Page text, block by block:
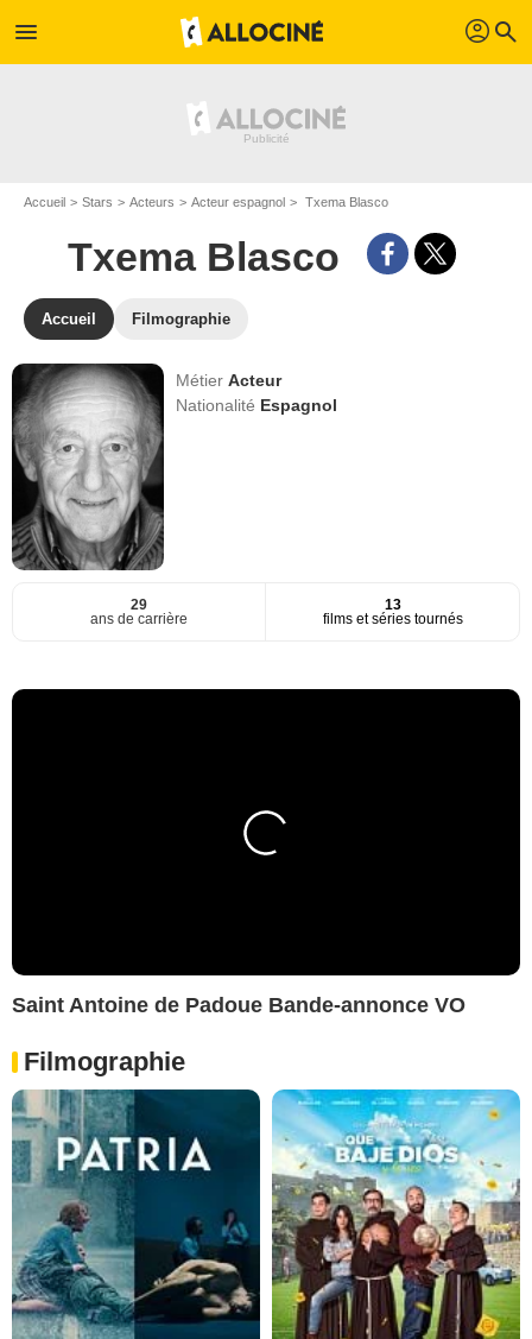
menu profil search
Accueil Stars Acteurs Acteur espagnol Txema Blasco
Txema Blasco
Accueil Filmographie
MétierActeur
Nationalité Espagnol
29
ans de carrière
13
films et séries tournés
Saint Antoine de Padoue Bande-annonce VO
Filmographie